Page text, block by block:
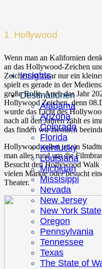
Insights
Destinationen
Alabama
Arizona
Colorado
Florida
Kentucky
Louisiana
Michigan
Missisippi
Nevada
New Jersey
New York State
Oregon
Pennsylvania
Tennessee
Texas
The State of
1. Hollywood
Wenn man an Kalifornien
an das Hollywood-Zeichen
Zeichen ist zwar nur ein
spielt es gerade in der
große Rolle. Auch das Jahr
Hollywood Zeichen, denn
wurde das Licht des
nach all den Jahren zählt es
das finden wir ziemlich
Hollywood selbst ist ein
man alles rund um die
Besucht den Hollywood Walk
vielen Märkte oder besucht
Theater.